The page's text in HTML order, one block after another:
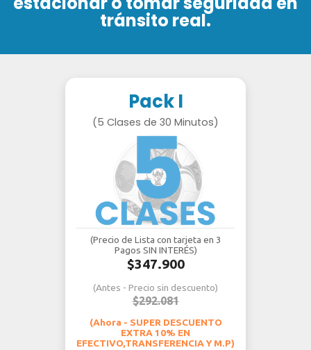
tránsito real.
Pack I
(5 Clases de 30 Minutos)
(Precio de Lista con tarjeta en 3
Pagos SIN INTERÉS)
$347.900
(Antes - Precio sin descuento)
$292.081
(Ahora - SUPER DESCUENTO
EXTRA 10% EN
EFECTIVO,TRANSFERENCIA Y M.P)